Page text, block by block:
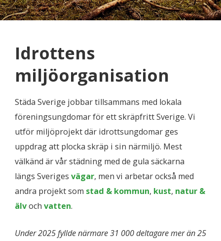
Idrottens
miljöorganisation
Städa Sverige jobbar tillsammans med lokala
föreningsungdomar för ett skräpfritt Sverige. Vi
utför miljöprojekt där idrottsungdomar ges
uppdrag att plocka skräp i sin närmiljö. Mest
välkänd är vår städning med de gula säckarna
längs Sveriges vägar, men vi arbetar också med
andra projekt som stad & kommun, kust, natur &
älvoch vatten.
Under 2025 fyllde närmare 31 000 deltagare mer än 25